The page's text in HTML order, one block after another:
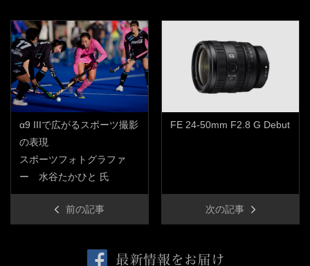
α9 IIIで広がるスポーツ撮影
の表現
スポーツフォトグラファ
ー 水谷たかひと 氏
前の記事
FE 24-50mm F2.8 G Debut
次の記事